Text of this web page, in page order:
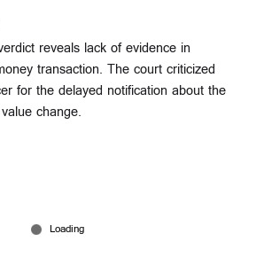
reveals lack of evidence in
transaction. The court criticized
for the delayed notification about the
change.